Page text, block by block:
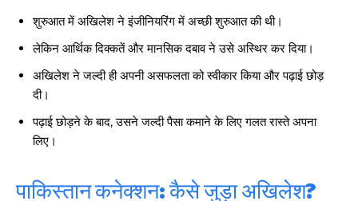
शुरुआत में अखिलेश ने इंजीनियरिंग में अच्छी शुरुआत की थी।
लेकिन आर्थिक दिक्कतें और मानसिक दबाव ने उसे अस्थिर कर दिया।
अखिलेश ने जल्दी ही अपनी असफलता को स्वीकार किया और पढ़ाई छोड़
दी।
पढ़ाई छोड़ने के बाद, उसने जल्दी पैसा कमाने के लिए गलत रास्ते अपना
लिए।
पाकिस्तान कनेक्शन: कैसे जुड़ा अखिलेश?